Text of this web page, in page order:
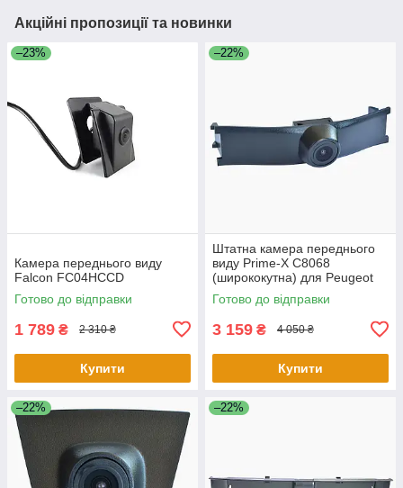
Акційні пропозиції та новинки
–23%
Камера переднього виду
Falcon FC04HCCD
Готово до відправки
1 789 ₴ 2 310 ₴
Купити
–22%
Штатна камера переднього
виду Prime-X С8068
(ширококутна) для Peugeot
3008 2013 - 2015
Готово до відправки
3 159 ₴ 4 050 ₴
Купити
–22% –22%